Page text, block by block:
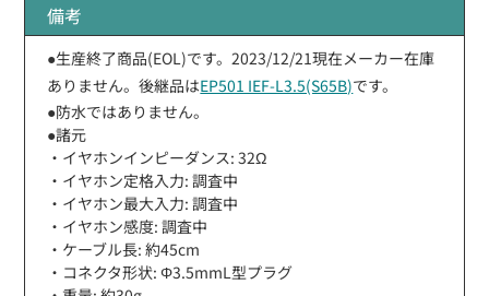
備考
●生産終了商品(EOL)です。2023/12/21現在メーカー在庫
ありません。後継品はEP501 IEF-L3.5(S65B)です。
●防水ではありません。
●諸元
・イヤホンインピーダンス: 32Ω
・イヤホン定格入力: 調査中
・イヤホン最大入力: 調査中
・イヤホン感度: 調査中
・ケーブル長: 約45cm
・コネクタ形状: Φ3.5mmL型プラグ